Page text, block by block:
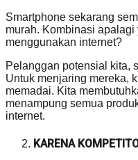
Smartphone sekarang
murah. Kombinasi
menggunakan internet?
Pelanggan potensial kita,
Untuk menjaring mereka,
memadai. Kita
menampung semua
internet.
KARENA